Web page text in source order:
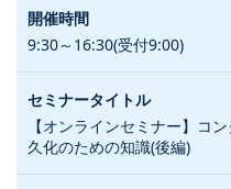
9:30～16:30(受付9:00)
【オンラインセミナー】コ
久化のための知識(後編)